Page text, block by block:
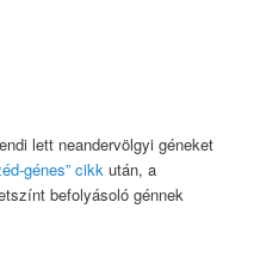
lett neandervölgyi géneket
génes” cikk után, a
befolyásoló génnek